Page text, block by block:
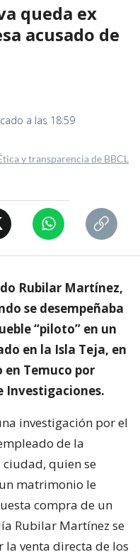
queda ex
acusado de
a las 18:59
y transparencia de BBCL
Rubilar Martínez,
se desempeñaba
“piloto” en un
en la Isla Teja, en
Temuco por
Investigaciones.
investigación por el
de la
ciudad, quien se
matrimonio le
compra de un
Rubilar Martínez se
venta directa de los